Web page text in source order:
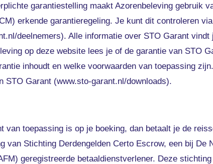
garantiestelling maakt Azorenbeleving gebruik
erkende garantieregeling. Je kunt dit controleren
deelnemers). Alle informatie over STO Garant vindt
op deze website lees je of de garantie van STO
inhoudt en welke voorwaarden van toepassing
STO Garant (www.sto-garant.nl/downloads).
van toepassing is op je boeking, dan betaalt je de
van Stichting Derdengelden Certo Escrow, een bij De
geregistreerde betaaldienstverlener. Deze